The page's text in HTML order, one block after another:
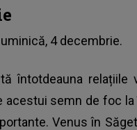
4 decembrie.
întotdeauna relațiile
acestui semn de foc
Venus în